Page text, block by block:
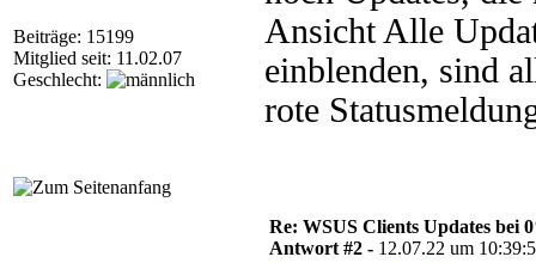
Beiträge: 15199
Mitglied seit: 11.02.07
Geschlecht:
Ansicht Alle
einblenden, sind
rote
Re: WSUS Clients Updates bei
Antwort #2 - 12.07.22 um